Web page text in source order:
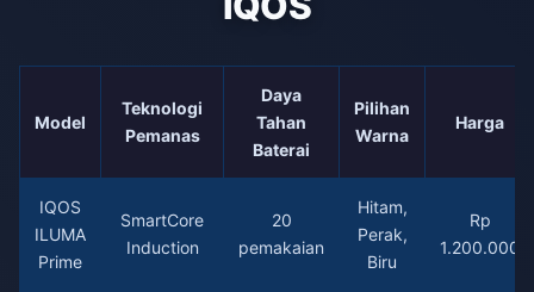
Model
Teknologi
Pemanas
Daya
Tahan
Baterai
Pilihan
Warna
Harga
IQOS
ILUMA
Prime
SmartCore
Induction
20
pemakaian
Hitam,
Perak,
Biru
Rp
1.200.000